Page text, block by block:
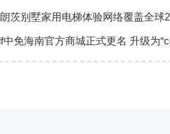
黄金赛道
茨别墅家用电梯体验网络覆盖全球
实现高效服务响应
中免海南官方商城正式更名 升级为